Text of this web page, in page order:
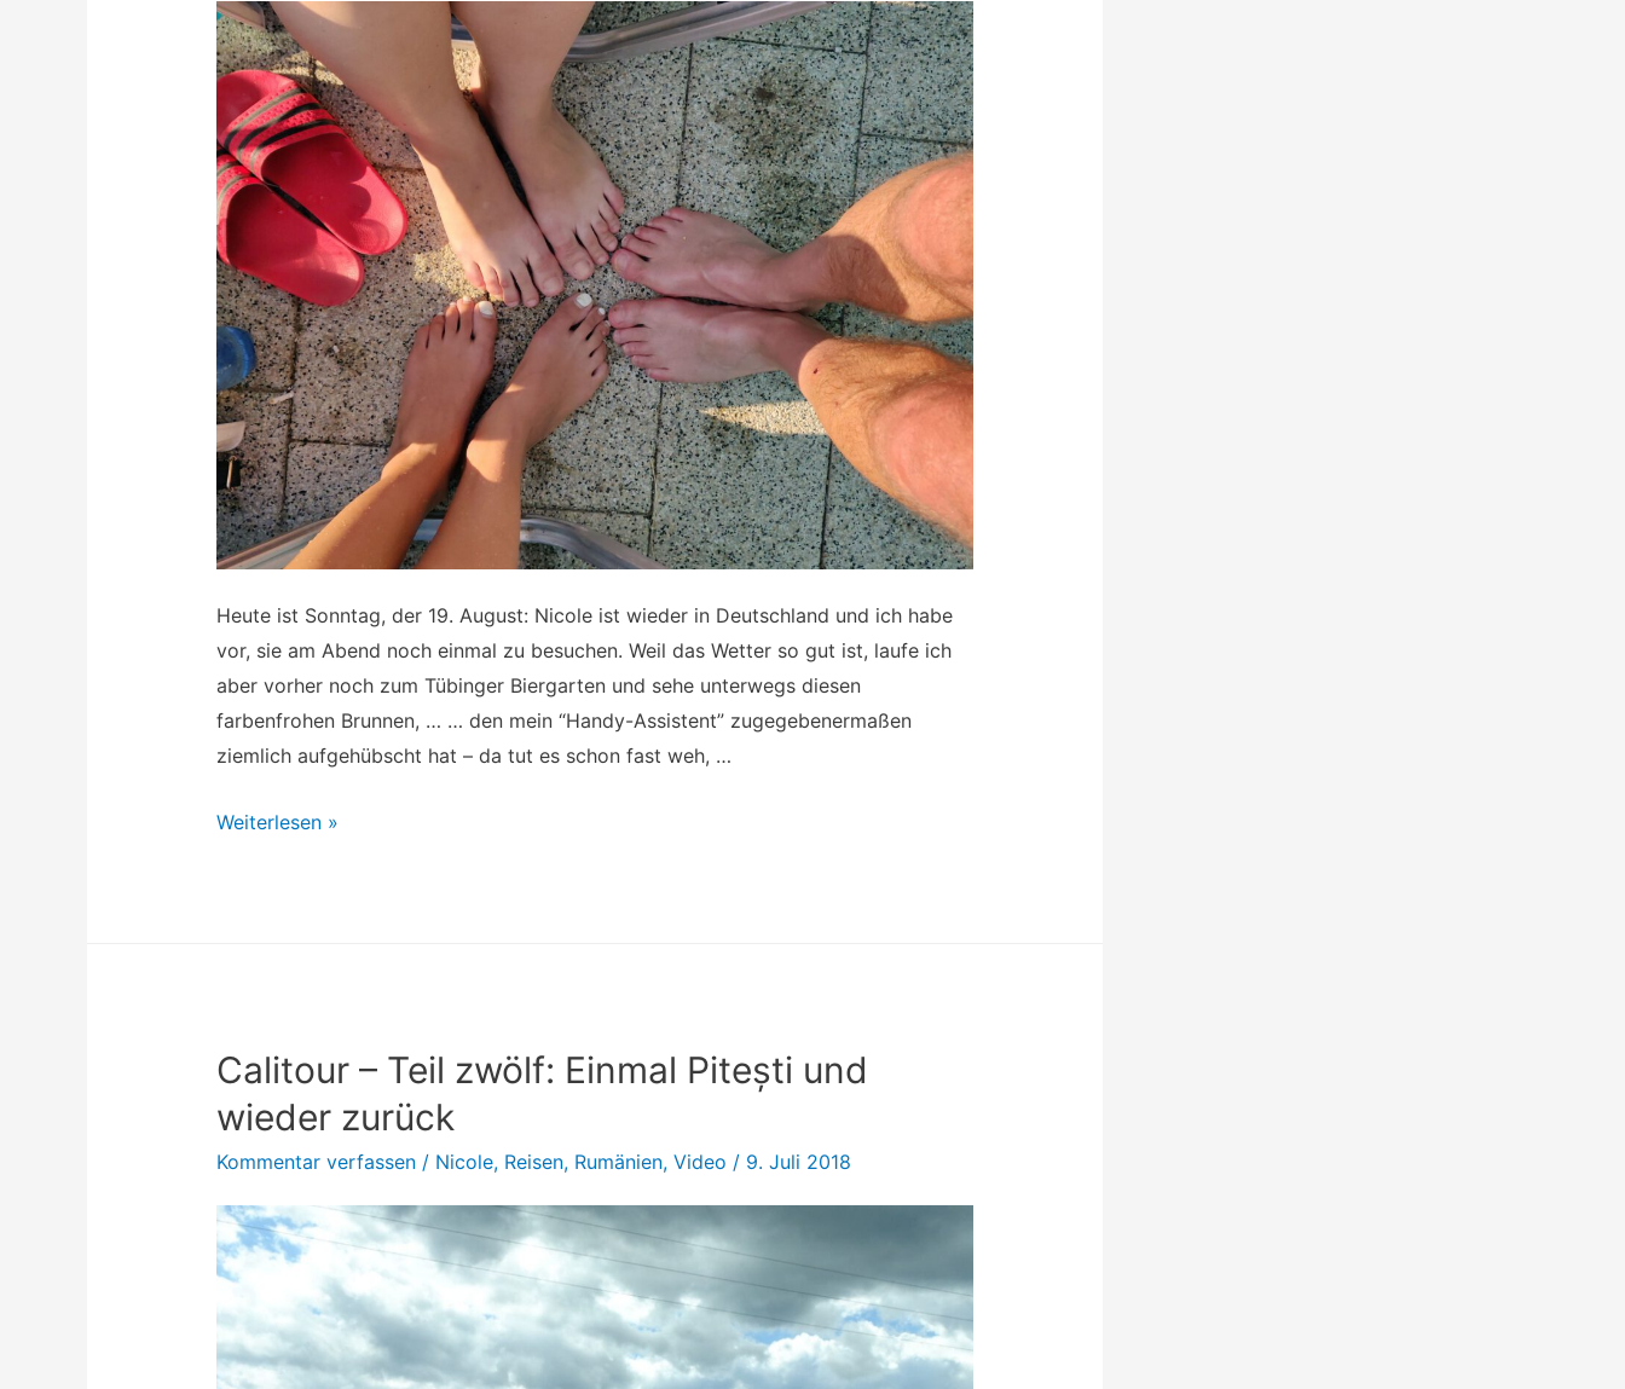
Heute ist Sonntag, der 19. August: Nicole ist wieder in Deutschland und ich habe
vor, sie am Abend noch einmal zu besuchen. Weil das Wetter so gut ist, laufe ich
aber vorher noch zum Tübinger Biergarten und sehe unterwegs diesen
farbenfrohen Brunnen, … … den mein “Handy-Assistent” zugegebenermaßen
ziemlich aufgehübscht hat – da tut es schon fast weh, …
Constanta
Weiterlesen »
Calitour – Teil zwölf: Einmal Pitești und
wieder zurück
Kommentar verfassen / Nicole, Reisen, Rumänien, Video / 9. Juli 2018